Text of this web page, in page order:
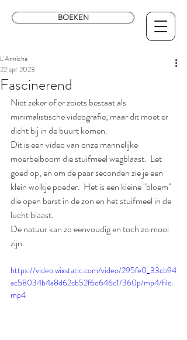
BOEKEN
Fascinerend
L'Annicha
22 apr 2023
Niet zeker of er zoiets bestaat als
minimalistische videografie, maar dit moet er
dicht bij in de buurt komen.
Dit is een video van onze mannelijke
moerbeiboom die stuifmeel wegblaast.  Let
goed op, en om de paar seconden zie je een
klein wolkje poeder.  Het is een kleine "bloem"
die open barst in de zon en het stuifmeel in de
lucht blaast.
De natuur kan zo eenvoudig en toch zo mooi
zijn.
https://video.wixstatic.com/video/295fe0_33cb94
ac58034b4a8d62cb52f6e646c1/360p/mp4/file.
mp4